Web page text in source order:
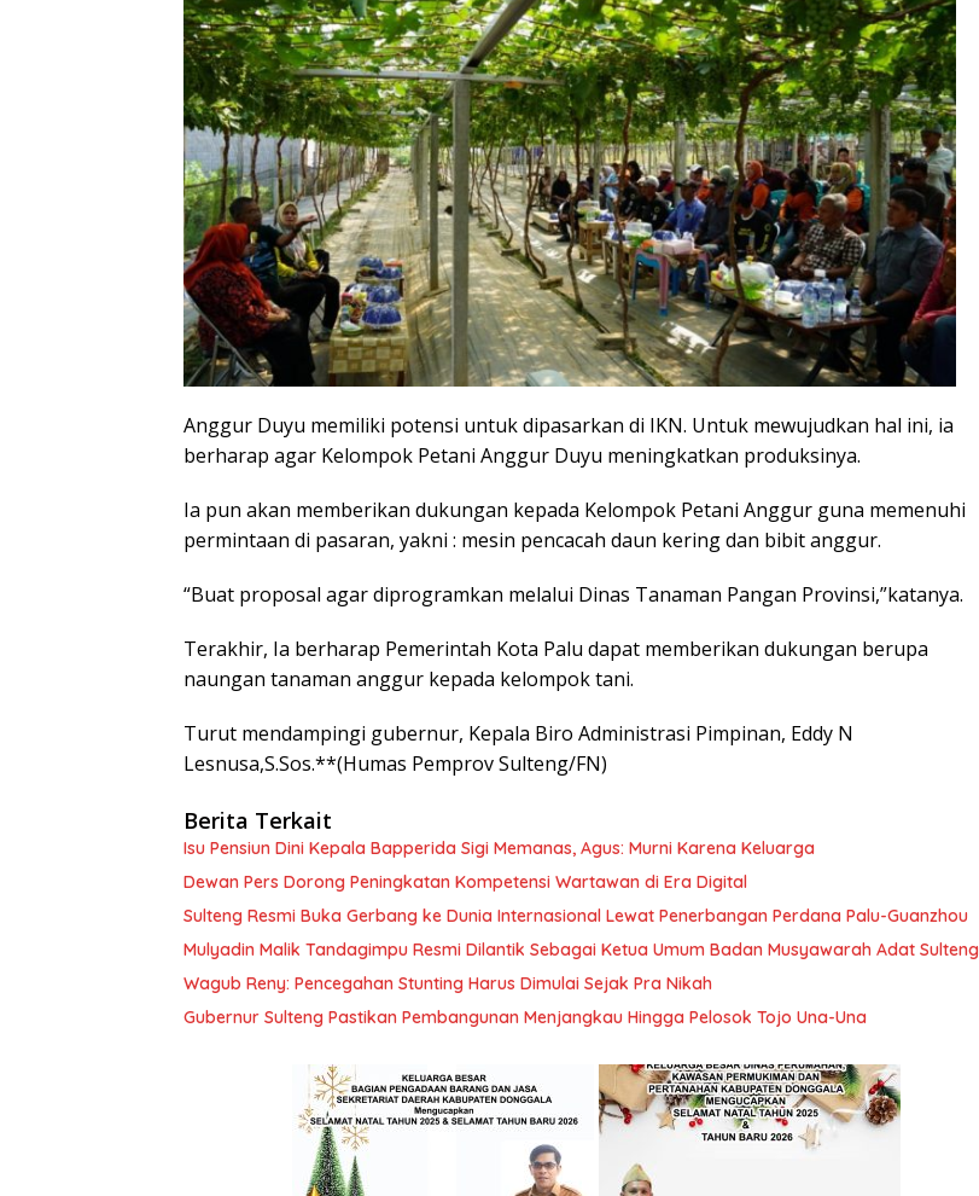
Anggur Duyu memiliki potensi untuk dipasarkan di IKN. Untuk mewujudkan hal ini, ia
berharap agar Kelompok Petani Anggur Duyu meningkatkan produksinya.
Ia pun akan memberikan dukungan kepada Kelompok Petani Anggur guna memenuhi
permintaan di pasaran, yakni : mesin pencacah daun kering dan bibit anggur.
“Buat proposal agar diprogramkan melalui Dinas Tanaman Pangan Provinsi,”katanya.
Terakhir, Ia berharap Pemerintah Kota Palu dapat memberikan dukungan berupa
naungan tanaman anggur kepada kelompok tani.
Turut mendampingi gubernur, Kepala Biro Administrasi Pimpinan, Eddy N
Lesnusa,S.Sos.**(Humas Pemprov Sulteng/FN)
Berita Terkait
Isu Pensiun Dini Kepala Bapperida Sigi Memanas, Agus: Murni Karena Keluarga
Dewan Pers Dorong Peningkatan Kompetensi Wartawan di Era Digital
Sulteng Resmi Buka Gerbang ke Dunia Internasional Lewat Penerbangan Perdana Palu-Guanzhou
Mulyadin Malik Tandagimpu Resmi Dilantik Sebagai Ketua Umum Badan Musyawarah Adat Sulteng
Wagub Reny: Pencegahan Stunting Harus Dimulai Sejak Pra Nikah
Gubernur Sulteng Pastikan Pembangunan Menjangkau Hingga Pelosok Tojo Una-Una